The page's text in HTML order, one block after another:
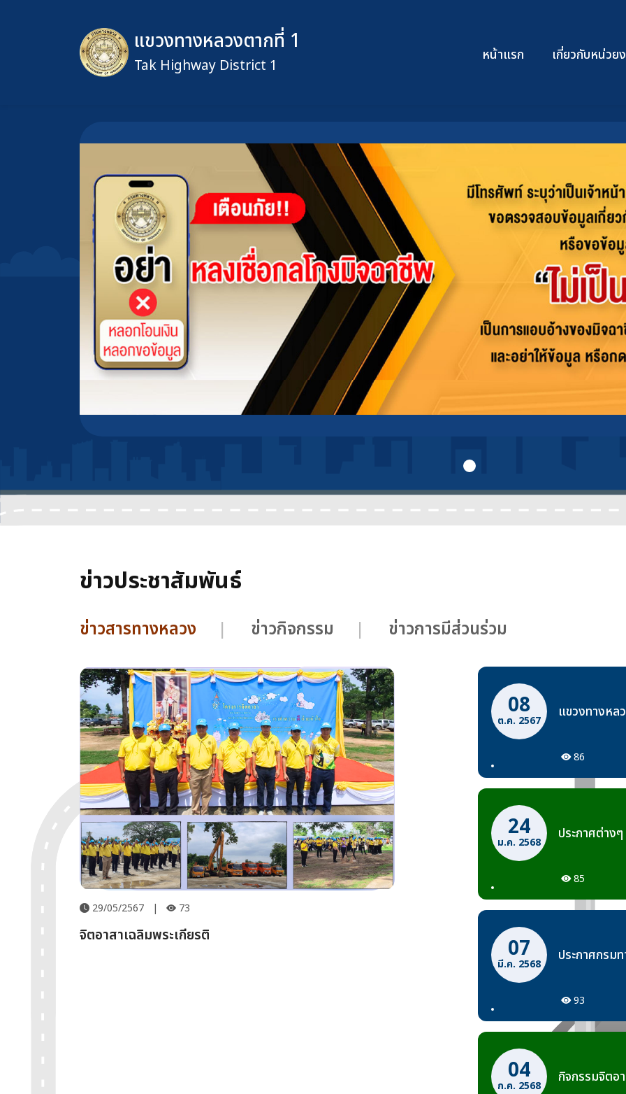
แขวงทางหลวงตากที่ 1
Tak Highway District 1
หน้าแรก เกี่ยวกับหน่วย
ข่าวประชาสัมพันธ์
ข่าวสารทางหลวง ข่าวกิจกรรม ข่าวการมีส่วนร่วม
29/05/2567 | 73
จิตอาสาเฉลิมพระเกียรติ
08
ต.ค. 2567 แขวงทางหล
86
24
ม.ค. 2568 ประกาศต่างๆ
85
07
มี.ค. 2568 ประกาศกรม
93
04
ก.ค. 2568 กิจกรรมจิตอ